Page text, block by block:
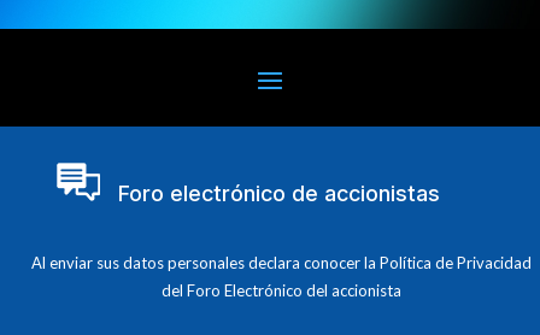
Foro electrónico de accionistas
Al enviar sus datos personales declara conocer la Política de Privacidad
del Foro Electrónico del accionista